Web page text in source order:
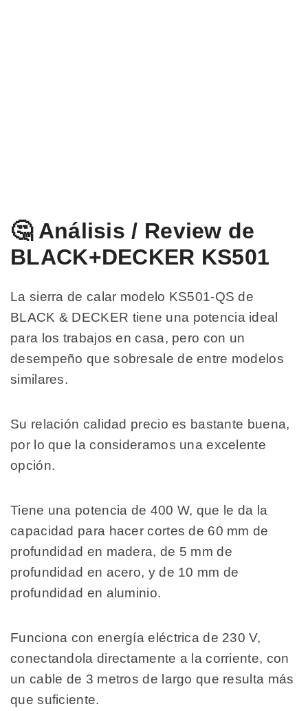
🤔 Análisis / Review de
BLACK+DECKER KS501
La sierra de calar modelo KS501-QS de
BLACK & DECKER tiene una potencia ideal
para los trabajos en casa, pero con un
desempeño que sobresale de entre modelos
similares.
Su relación calidad precio es bastante buena,
por lo que la consideramos una excelente
opción.
Tiene una potencia de 400 W, que le da la
capacidad para hacer cortes de 60 mm de
profundidad en madera, de 5 mm de
profundidad en acero, y de 10 mm de
profundidad en aluminio.
Funciona con energía eléctrica de 230 V,
conectandola directamente a la corriente, con
un cable de 3 metros de largo que resulta más
que suficiente.